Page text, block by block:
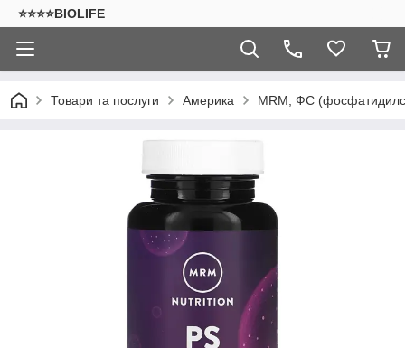
⭐⭐⭐⭐BIOLIFE
Товари та послуги Америка MRM, ФС